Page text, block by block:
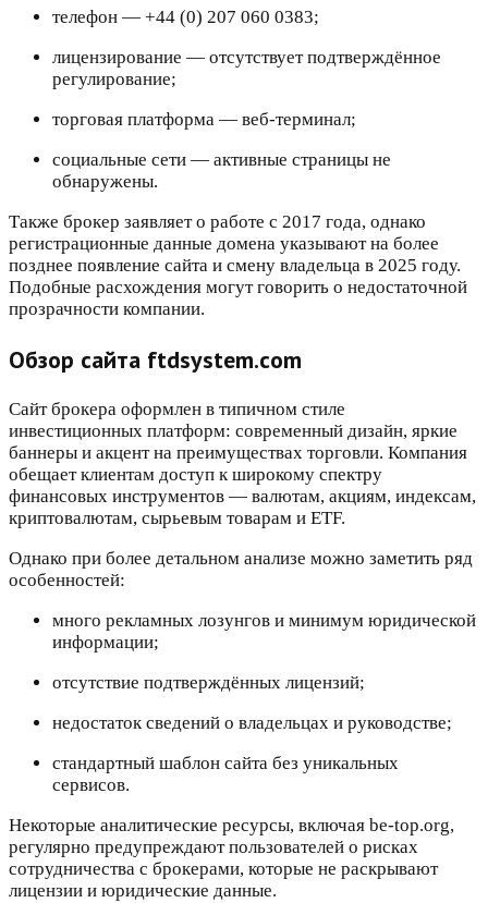
телефон — +44 (0) 207 060 0383;
лицензирование — отсутствует подтверждённое
регулирование;
торговая платформа — веб-терминал;
социальные сети — активные страницы не
обнаружены.
Также брокер заявляет о работе с 2017 года, однако
регистрационные данные домена указывают на более
позднее появление сайта и смену владельца в 2025 году.
Подобные расхождения могут говорить о недостаточной
прозрачности компании.
Обзор сайта ftdsystem.com
Сайт брокера оформлен в типичном стиле
инвестиционных платформ: современный дизайн, яркие
баннеры и акцент на преимуществах торговли. Компания
обещает клиентам доступ к широкому спектру
финансовых инструментов — валютам, акциям, индексам,
криптовалютам, сырьевым товарам и ETF.
Однако при более детальном анализе можно заметить ряд
особенностей:
много рекламных лозунгов и минимум юридической
информации;
отсутствие подтверждённых лицензий;
недостаток сведений о владельцах и руководстве;
стандартный шаблон сайта без уникальных
сервисов.
Некоторые аналитические ресурсы, включая be-top.org,
регулярно предупреждают пользователей о рисках
сотрудничества с брокерами, которые не раскрывают
лицензии и юридические данные.